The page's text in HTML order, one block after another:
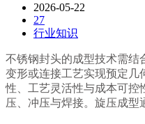
2026-05-22
27
行业知识
不锈钢封头的成型技术需结
变形或连接工艺实现预定几
性、工艺灵活性与成本可控
压、冲压与焊接。旋压成型